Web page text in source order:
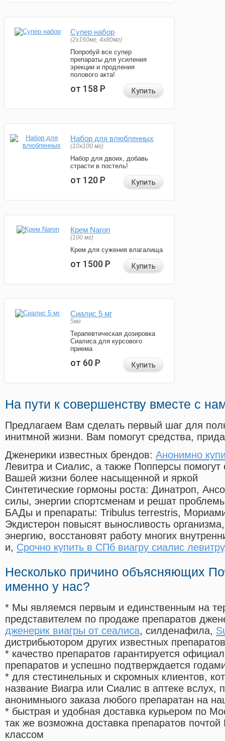
Супер набор
(2х160мг, 4х80мг)
Попробуй все супер
препараты для усиления
эрекции и продления
полового акта!
от 158Р Купить
Набор для влюбленных
(10х100 мг)
Набор для двоих, добавь
страсти в постель!
от 120Р Купить
Крем Naron
(100 мг)
Крем для сужения влагалища
от 1500Р Купить
Сиалис 5 мг
5мг
Терапевтическая дозировка
Сиалиса для курсового
приема
от 60Р Купить
На пути к совершенству вместе с
Предлагаем Вам сделать первый шаг для
инитмной жизни. Вам помогут средства,
Дженерики известных брендов: Анонимно
Левитра и Сиалис, а также Попперсы помогут
Вашей жизни более насыщенной и яркой
Синтетические гормоны роста: Динатроп,
силы, энергии спортсменам и решат
БАДы и препараты: Tribulus terrestris,
Экдистерон повысят выносливость
энергию, восстановят работу многих
и, Срочно купить в СПб виагру сиалис левитру
Несколько причино объясняющих
именно у нас?
* Мы являемся первым и единственным на
представителем по продаже препаратов
дженерик виагры от сеалиса, силденафила,
дистрибьютором других известных препаратов
* качество препаратов гарантируется
препаратов и успешно подтверждается
* для стестинельных и скромных клиентов,
название Виагра или Сиалис в аптеке вслух,
анонимныого заказа любого препаратан на
* быстрая и удобная доставка курьером по
так же возможна доставка препаратов
классом